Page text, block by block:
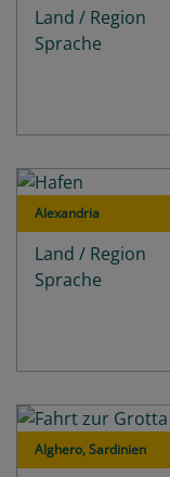
Land / Region
Sprache
Alexandria
Land / Region
Sprache
Alghero, Sardinien